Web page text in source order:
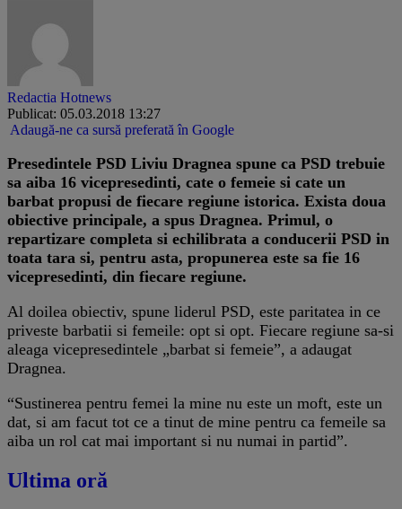
Redactia Hotnews
Publicat: 05.03.2018 13:27
Adaugă-ne ca sursă preferată în Google
Presedintele PSD Liviu Dragnea spune ca PSD trebuie
sa aiba 16 vicepresedinti, cate o femeie si cate un
barbat propusi de fiecare regiune istorica. Exista doua
obiective principale, a spus Dragnea. Primul, o
repartizare completa si echilibrata a conducerii PSD in
toata tara si, pentru asta, propunerea este sa fie 16
vicepresedinti, din fiecare regiune.
Al doilea obiectiv, spune liderul PSD, este paritatea in ce
priveste barbatii si femeile: opt si opt. Fiecare regiune sa-si
aleaga vicepresedintele „barbat si femeie”, a adaugat
Dragnea.
“Sustinerea pentru femei la mine nu este un moft, este un
dat, si am facut tot ce a tinut de mine pentru ca femeile sa
aiba un rol cat mai important si nu numai in partid”.
Ultima oră